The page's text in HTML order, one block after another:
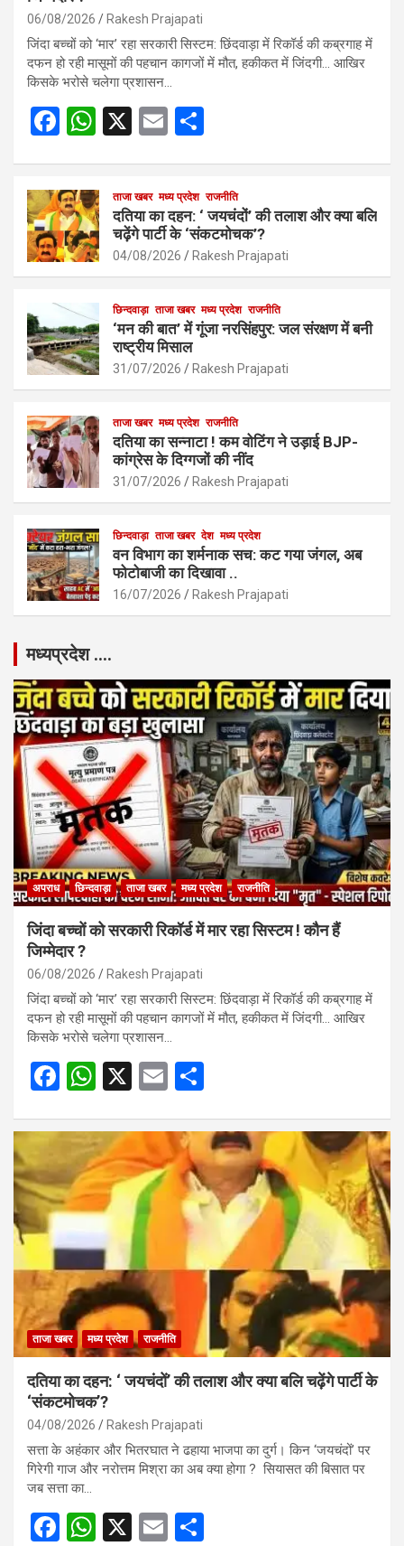
06/08/2026 Rakesh Prajapati
जिंदा बच्चों को ‘मार’ रहा सरकारी सिस्टम: छिंदवाड़ा में रिकॉर्ड की कब्रगाह में
दफन हो रही मासूमों की पहचान कागजों में मौत, हकीकत में जिंदगी… आखिर
किसके भरोसे चलेगा प्रशासन…
F
b
o
o
W
s
A
p
p
X
E
e
ताजा खबर मध्य प्रदेश राजनीति
दतिया का दहन: ‘ जयचंदों’ की तलाश और क्या बलि
चढ़ेंगे पार्टी के ‘संकटमोचक’?
04/08/2026 Rakesh Prajapati
छिन्दवाड़ा ताजा खबर मध्य प्रदेश राजनीति
‘मन की बात’ में गूंजा नरसिंहपुर: जल संरक्षण में बनी
राष्ट्रीय मिसाल
31/07/2026 Rakesh Prajapati
ताजा खबर मध्य प्रदेश राजनीति
दतिया का सन्नाटा ! कम वोटिंग ने उड़ाई BJP-
कांग्रेस के दिग्गजों की नींद
31/07/2026 Rakesh Prajapati
छिन्दवाड़ा ताजा खबर देश मध्य प्रदेश
वन विभाग का शर्मनाक सच: कट गया जंगल, अब
फोटोबाजी का दिखावा ..
16/07/2026 Rakesh Prajapati
मध्यप्रदेश ….
अपराध छिन्दवाड़ा ताजा खबर मध्य प्रदेश राजनीति
जिंदा बच्चों को सरकारी रिकॉर्ड में मार रहा सिस्टम ! कौन हैं
जिम्मेदार ?
06/08/2026 Rakesh Prajapati
जिंदा बच्चों को ‘मार’ रहा सरकारी सिस्टम: छिंदवाड़ा में रिकॉर्ड की कब्रगाह में
दफन हो रही मासूमों की पहचान कागजों में मौत, हकीकत में जिंदगी… आखिर
किसके भरोसे चलेगा प्रशासन…
F
ce
b
o
o
k
W
at
s
A
p
p
X
E
ail ar
e
ताजा खबर मध्य प्रदेश राजनीति
दतिया का दहन: ‘ जयचंदों’ की तलाश और क्या बलि चढ़ेंगे पार्टी के
‘संकटमोचक’?
04/08/2026 Rakesh Prajapati
सत्ता के अहंकार और भितरघात ने ढहाया भाजपा का दुर्ग। किन ‘जयचंदों’ पर
गिरेगी गाज और नरोत्तम मिश्रा का अब क्या होगा ? सियासत की बिसात पर
जब सत्ता का…
F
W
X
E